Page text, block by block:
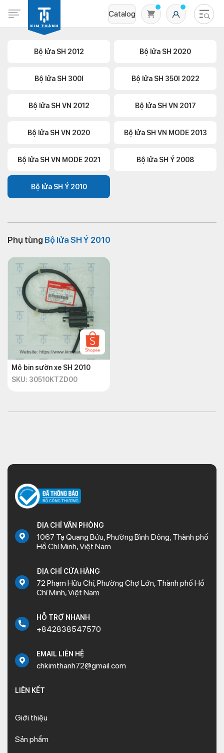
Catalog
Không có sản phẩm nào trong giỏ hàng
Bộ lửa SH 2012 Bộ lửa SH 2020
Bộ lửa SH 300I Bộ lửa SH 350I 2022
Bộ lửa SH VN 2012 Bộ lửa SH VN 2017
Bộ lửa SH VN 2020 Bộ lửa SH VN MODE 2013
Bộ lửa SH VN MODE 2021 Bộ lửa SH Ý 2008
Bộ lửa SH Ý 2010
Phụ tùng Bộ lửa SH Ý 2010
Mô bin sườn xe SH 2010
SKU: 30510KTZD00
ĐỊA CHỈ VĂN PHÒNG
1067 Tạ Quang Bửu, Phường Bình Đông, Thành phố
Hồ Chí Minh, Việt Nam
ĐỊA CHỈ CỬA HÀNG
72 Phạm Hữu Chí, Phường Chợ Lớn, Thành phố Hồ
Chí Minh, Việt Nam
HỖ TRỢ NHANH
+842838547570
EMAIL LIÊN HỆ
chkimthanh72@gmail.com
LIÊN KẾT
Giới thiệu
Sản phẩm